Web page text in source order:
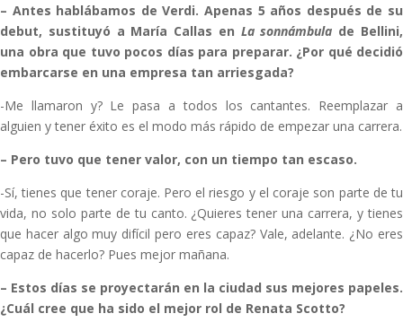
– Antes hablábamos de Verdi. Apenas 5 años después de su
debut, sustituyó a María Callas en La sonnámbula de Bellini,
una obra que tuvo pocos días para preparar. ¿Por qué decidió
embarcarse en una empresa tan arriesgada?
-Me llamaron y? Le pasa a todos los cantantes. Reemplazar a
alguien y tener éxito es el modo más rápido de empezar una carrera.
– Pero tuvo que tener valor, con un tiempo tan escaso.
-Sí, tienes que tener coraje. Pero el riesgo y el coraje son parte de tu
vida, no solo parte de tu canto. ¿Quieres tener una carrera, y tienes
que hacer algo muy difícil pero eres capaz? Vale, adelante. ¿No eres
capaz de hacerlo? Pues mejor mañana.
– Estos días se proyectarán en la ciudad sus mejores papeles.
¿Cuál cree que ha sido el mejor rol de Renata Scotto?